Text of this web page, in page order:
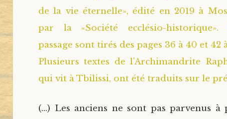
de la vie éternelle», édité en 2019 à
par la «Société ecclésio-historique».
passage sont tirés des pages 36 à 40 et 42
Plusieurs textes de l’Archimandrite
qui vit à Tbilissi, ont été traduits sur le
(…) Les anciens ne sont pas parvenus